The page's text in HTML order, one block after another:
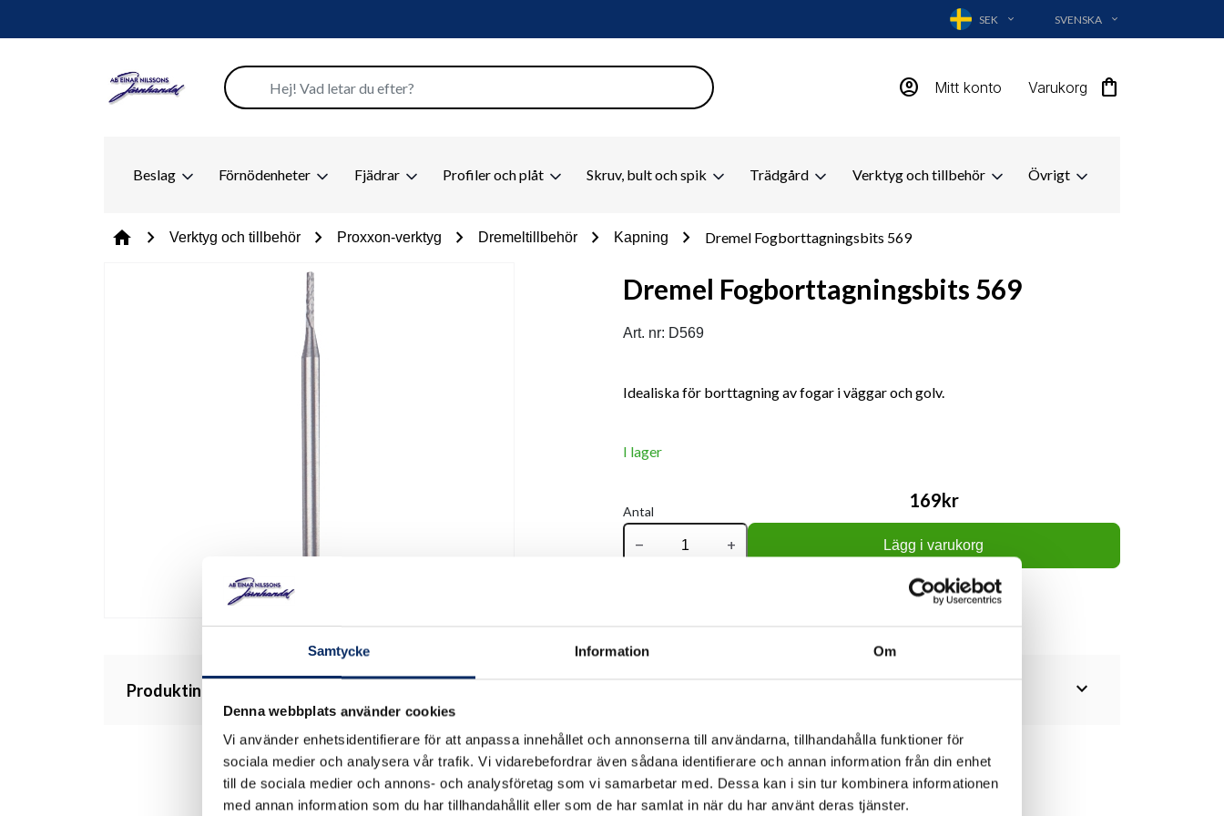
Samtycke Information Om
Denna webbplats använder cookies
Vi använder enhetsidentifierare för att anpassa innehållet och annonserna till användarna, tillhandahålla funktioner för
sociala medier och analysera vår trafik. Vi vidarebefordrar även sådana identifierare och annan information från din enhet
till de sociala medier och annons- och analysföretag som vi samarbetar med. Dessa kan i sin tur kombinera informationen
med annan information som du har tillhandahållit eller som de har samlat in när du har använt deras tjänster.
SEK EXPAND_MORE SVENSKA EXPAND_MORE
account_circle Mitt konto Varukorg shopping_bag
Beslag Förnödenheter Fjädrar Profiler och plåt Skruv, bult och spik Trädgård Verktyg och tillbehör Övrigt
home chevron_right Verktyg och tillbehör chevron_right Proxxon-verktyg chevron_right Dremeltillbehör chevron_right Kapning chevron_right Dremel Fogborttagningsbits 569
Dremel Fogborttagningsbits 569
Art. nr: D569
Idealiska för borttagning av fogar i väggar och golv.
I lager
Antal
remove add
169kr
Lägg i varukorg
Produktinformation expand_more